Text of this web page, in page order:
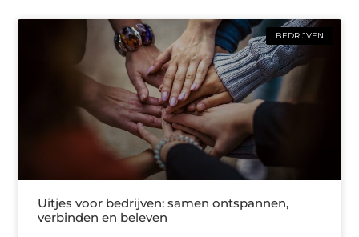
BEDRIJVEN
Uitjes voor bedrijven: samen ontspannen,
verbinden en beleven